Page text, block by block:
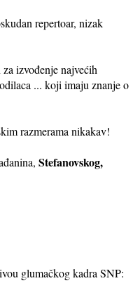
repertoar, nizak
izvođenje najvećih
... koji imaju znanje o
razmerama nikakav!
Stefanovskog,
glumačkog kadra SNP: